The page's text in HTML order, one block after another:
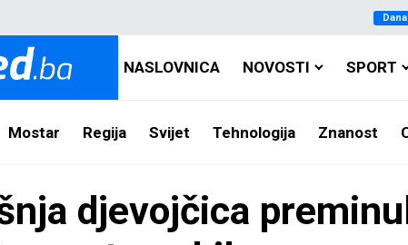
NASLOVNICA NOVOSTI SPORT
Mostar Regija Svijet Tehnologija Znanost
djevojčica